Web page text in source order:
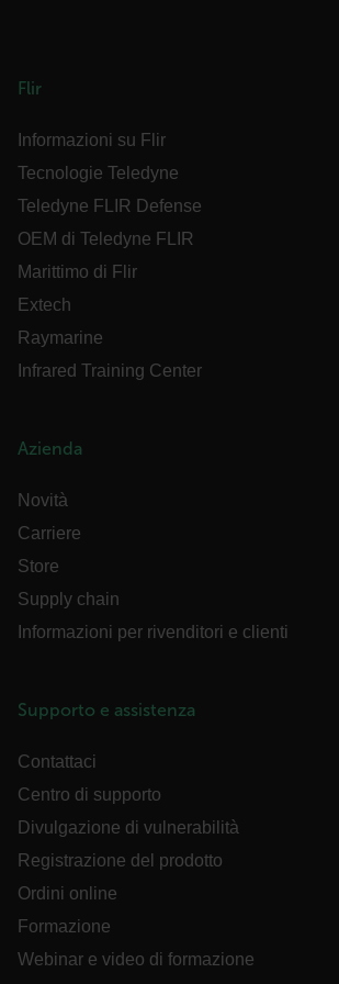
Flir
Informazioni su Flir
Tecnologie Teledyne
Teledyne FLIR Defense
OEM di Teledyne FLIR
Marittimo di Flir
Extech
Raymarine
Infrared Training Center
Azienda
Novità
Carriere
Store
Supply chain
Informazioni per rivenditori e clienti
Supporto e assistenza
Contattaci
Centro di supporto
Divulgazione di vulnerabilità
Registrazione del prodotto
Ordini online
Formazione
Webinar e video di formazione
.AspNetCore.Correlation.[-
ARRAffinitySameSite
E3SessionID
tdfdomain
.AspNetCore.Antiforgery.VyLW6ORzMgk